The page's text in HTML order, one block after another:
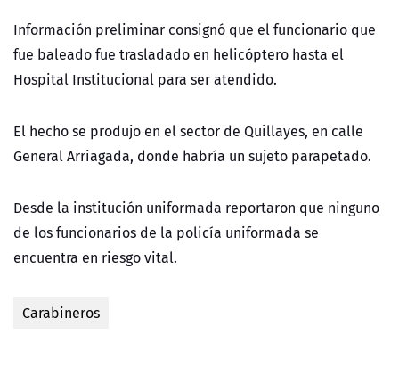
Información preliminar consignó que el funcionario que
fue baleado fue trasladado en helicóptero hasta el
Hospital Institucional para ser atendido.
El hecho se produjo en el sector de Quillayes, en calle
General Arriagada, donde habría un sujeto parapetado.
Desde la institución uniformada reportaron que ninguno
de los funcionarios de la policía uniformada se
encuentra en riesgo vital.
Carabineros